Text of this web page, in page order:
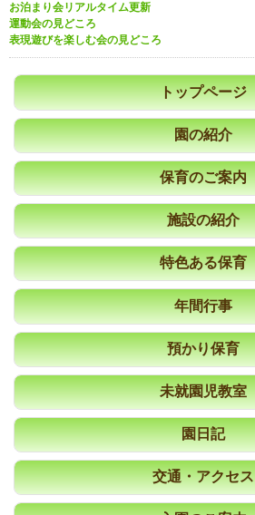
お泊まり会リアルタイム更新
運動会の見どころ
表現遊びを楽しむ会の見どころ
トップページ
園の紹介
保育のご案内
施設の紹介
特色ある保育
年間行事
預かり保育
未就園児教室
園日記
交通・アクセス